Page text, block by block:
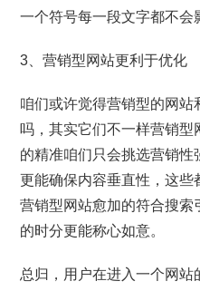
一个符号每一段文字都不会
3、营销型网站更利于优化
咱们或许觉得营销型的网
吗，其实它们不一样营销
的精准咱们只会挑选营销
更能确保内容垂直性，这些
营销型网站愈加的符合搜
的时分更能称心如意。
总归，用户在进入一个网